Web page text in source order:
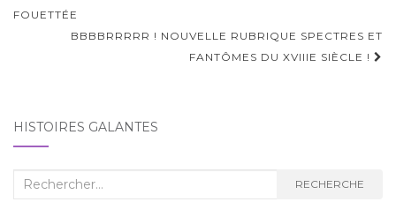
d'article
FOUETTÉE
BBBBRRRRR ! NOUVELLE RUBRIQUE SPECTRES ET
FANTÔMES DU XVIIIE SIÈCLE !
HISTOIRES GALANTES
Recherche
RECHERCHE